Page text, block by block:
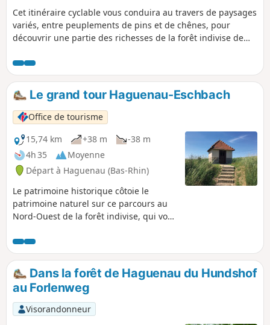
Cet itinéraire cyclable vous conduira au travers de paysages
variés, entre peuplements de pins et de chênes, pour
découvrir une partie des richesses de la forêt indivise de
labellisée Forêt d’Exception® en janvier 2020 et pourrez, au
fil de la balade, profiter de ses plans d’eau et vous laisser
surprendre par sa légende et son patrimoine.
Le grand tour Haguenau-Eschbach
Office de tourisme
15,74 km
+38 m
-38 m
4h 35
Moyenne
Départ à Haguenau (Bas-Rhin)
Le patrimoine historique côtoie le
patrimoine naturel sur ce parcours au
Nord-Ouest de la forêt indivise, qui vous
peuplements de feuillus, par les
champs et le charmant village
d’Eschbach qui longe la lisière de la
forêt.Dans la forêt de Haguenau du Hundshof
au Forlenweg
Visorandonneur